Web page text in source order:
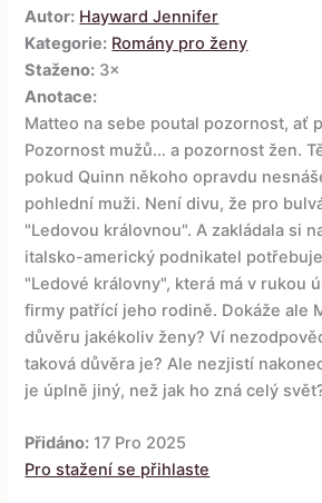
Autor: Hayward Jennifer
Kategorie: Romány pro ženy
Staženo: 3×
Anotace:
Matteo na sebe poutal pozornost, ať
Pozornost mužů… a pozornost žen.
pokud Quinn někoho opravdu
pohlední muži. Není divu, že pro
"Ledovou královnou". A zakládala si
italsko-americký podnikatel
"Ledové královny", která má v rukou
firmy patřící jeho rodině. Dokáže ale
důvěru jakékoliv ženy? Ví
taková důvěra je? Ale nezjistí
je úplně jiný, než jak ho zná celý
Přidáno: 17 Pro 2025
Pro stažení se přihlaste